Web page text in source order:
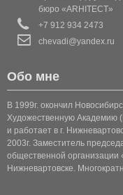
ЭСКИЗНЫЙ
ПАВИЛЬОН
ЗДАНИЕ
ЦЕНТР
бюро «ARHITECT»
+7 912 934 2473
chevadi@yandex.ru
Обо мне
В 1999г. окончил
Художественную Академию
и работает в г.
2003г. Заместитель
общественной организации
Нижневартовске.